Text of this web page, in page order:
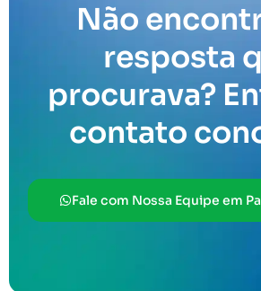
Não
resposta
procurava?
contato
Fale com Nossa Equipe em